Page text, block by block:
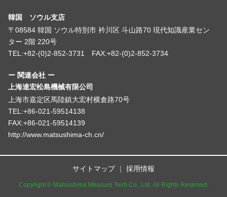
韓国 ソウル支店
〒08584 韓国 ソウル特別市 衿川区 斗山路70 現代知識産業セン
ター 2階 220号
TEL:+82-(0)2-852-3731 FAX:+82-(0)2-852-3734
ー 関連会社 ー
上海達宏松島機械有限公司
上海市嘉定区馬陸鎮大宏村横倉路70号
TEL:+86-021-59514138
FAX:+86-021-59514139
http://www.matsushima-ch.cn/
サイトマップ 採用情報
Copyright © Matsushima Measure Tech Co., Ltd. All Rights Reserved.